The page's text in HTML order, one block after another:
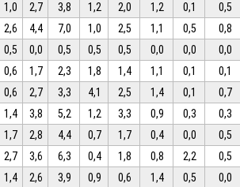
1,0 2,7 3,8 1,2 2,0 1,2 0,1 0,5
2,6 4,4 7,0 1,0 2,5 1,1 0,5 0,8
0,5 0,0 0,5 0,5 0,5 0,0 0,0 0,0
0,6 1,7 2,3 1,8 1,4 1,1 0,1 0,1
0,6 2,7 3,3 4,1 2,5 1,4 0,1 0,7
1,4 3,8 5,2 1,2 3,3 0,9 0,3 0,3
1,7 2,8 4,4 0,7 1,7 0,4 0,0 0,5
2,7 3,6 6,3 0,4 1,8 0,8 2,2 0,5
1,4 2,6 3,9 0,9 0,6 1,4 0,5 0,0